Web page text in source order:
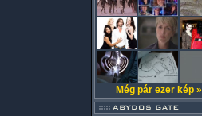
Még pár ezer kép »